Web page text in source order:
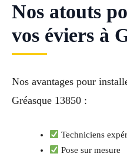
Nos atouts
vos éviers à
Nos avantages pour
Gréasque 13850 :
Techniciens
Pose sur mesure